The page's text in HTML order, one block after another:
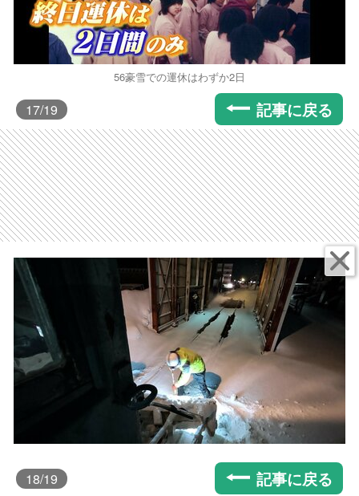
56豪雪での運休はわずか2日
17/19 記事に戻る
18/19 記事に戻る